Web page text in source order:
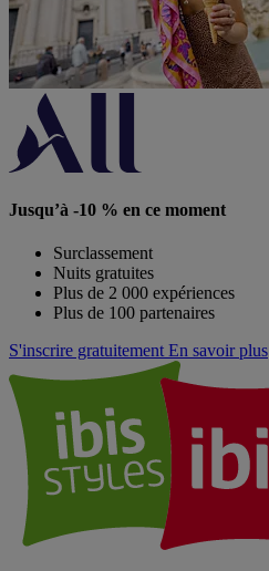
Jusqu’à -10 % en ce moment
Surclassement
Nuits gratuites
Plus de 2 000 expériences
Plus de 100 partenaires
S'inscrire gratuitement En savoir plus